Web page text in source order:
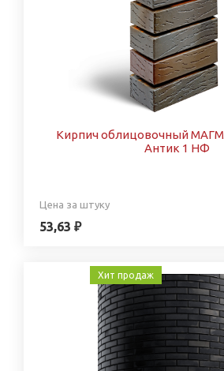
Кирпич облицовочный
Антик 1 НФ
Цена за штуку
53,63 ₽
Хит продаж